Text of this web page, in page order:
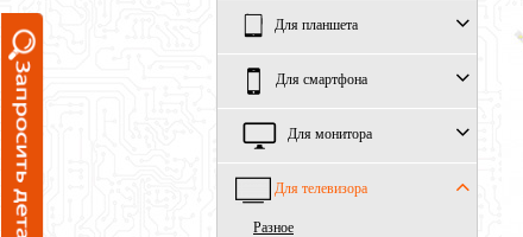
Для планшета
Для смартфона
Для монитора
Для телевизора
Разное